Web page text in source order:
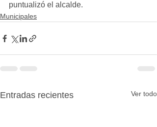
puntualizó el alcalde.
Municipales
Entradas recientes Ver todo